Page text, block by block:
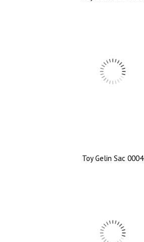
Toy Gelin Sac 0004